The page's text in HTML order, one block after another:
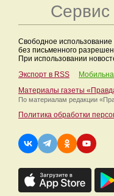
Свободное
без письменного
При использовании
Экспорт в RSS
Материалы газеты
По материалам редакции
Политика обработки